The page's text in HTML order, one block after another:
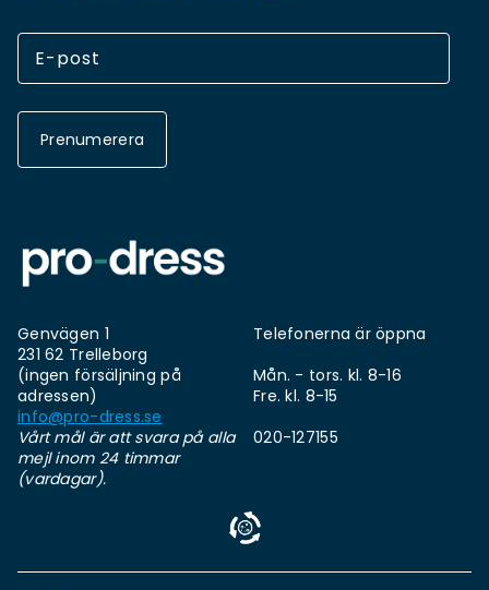
Prenumerera
Genvägen 1
231 62 Trelleborg
(ingen försäljning på
adressen)
info@pro-dress.se
Vårt mål är att svara på alla
mejl inom 24 timmar
(vardagar).
Telefonerna är öppna
Mån. - tors. kl. 8-16
Fre. kl. 8-15
020-127155